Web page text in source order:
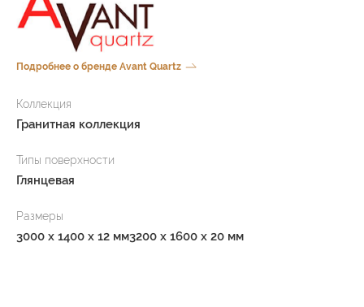
Подробнее о бренде Avant Quartz
Коллекция
Гранитная коллекция
Типы поверхности
Глянцевая
Размеры
3000 x 1400 x 12 мм3200 x 1600 x 20 мм